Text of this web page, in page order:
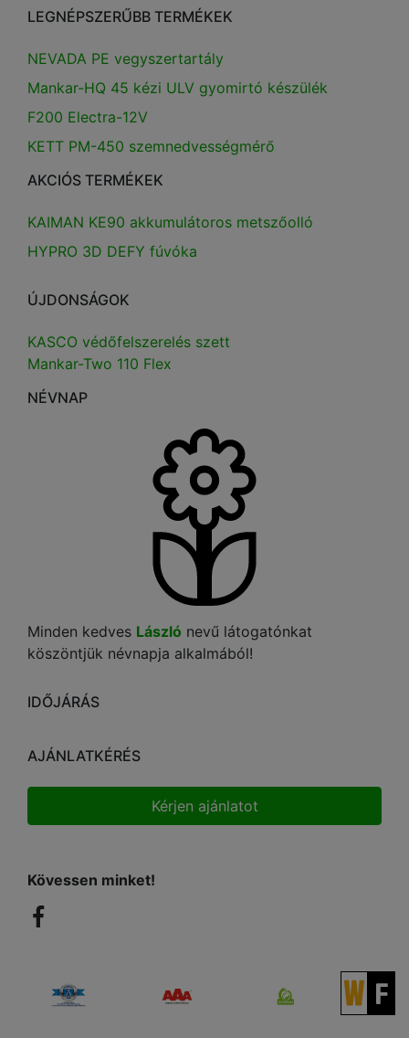
LEGNÉPSZERŰBB TERMÉKEK
NEVADA PE vegyszertartály
Mankar-HQ 45 kézi ULV gyomirtó készülék
F200 Electra-12V
KETT PM-450 szemnedvességmérő
AKCIÓS TERMÉKEK
KAIMAN KE90 akkumulátoros metszőolló
HYPRO 3D DEFY fúvóka
ÚJDONSÁGOK
KASCO védőfelszerelés szett
Mankar-Two 110 Flex
NÉVNAP
Minden kedves László nevű látogatónkat
köszöntjük névnapja alkalmából!
IDŐJÁRÁS
AJÁNLATKÉRÉS
Kérjen ajánlatot
Kövessen minket!